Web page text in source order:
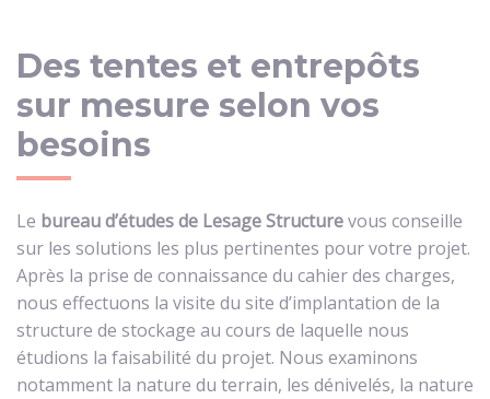
Des tentes et entrepôts
sur mesure selon vos
besoins
Le bureau d’études de Lesage Structurevous conseille
sur les solutions les plus pertinentes pour votre projet.
Après la prise de connaissance du cahier des charges,
nous effectuons la visite du site d’implantation de la
structure de stockage au cours de laquelle nous
étudions la faisabilité du projet. Nous examinons
notamment la nature du terrain, les dénivelés, la nature